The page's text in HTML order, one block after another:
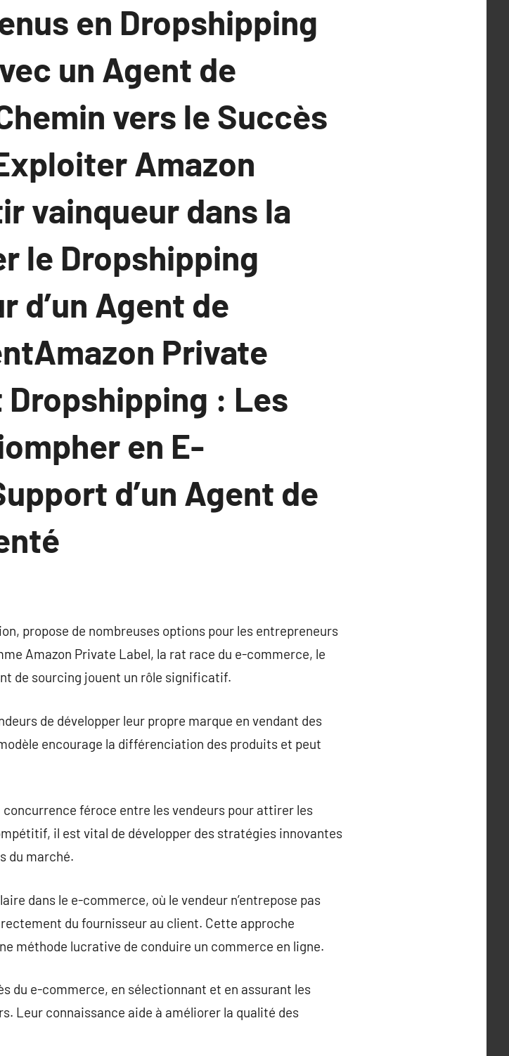
en Dropshipping
un Agent de
vers le Succès
Amazon
vainqueur dans la
le Dropshipping
d’un Agent de
Private
Dropshipping : Les
en E-
d’un Agent de
propose de nombreuses options pour les entrepreneurs
Amazon Private Label, la rat race du e-commerce, le
de sourcing jouent un rôle significatif.
de développer leur propre marque en vendant des
encourage la différenciation des produits et peut
féroce entre les vendeurs pour attirer les
il est vital de développer des stratégies innovantes
du marché.
dans le e-commerce, où le vendeur n’entrepose pas
du fournisseur au client. Cette approche
méthode lucrative de conduire un commerce en ligne.
du e-commerce, en sélectionnant et en assurant les
Leur connaissance aide à améliorer la qualité des